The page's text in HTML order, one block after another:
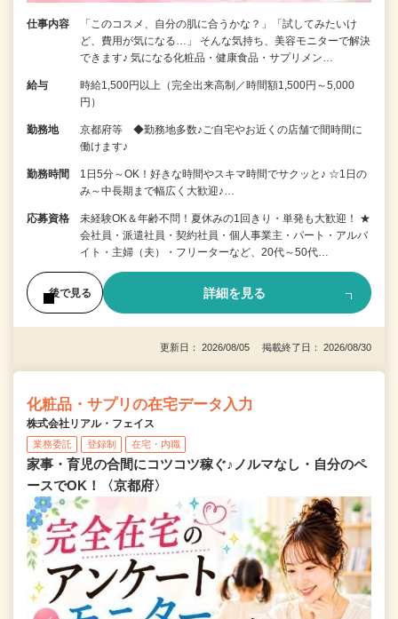
仕事内容
「このコスメ、自分の肌に合うかな？」「試してみたいけ
ど、費用が気になる…」 そんな気持ち、美容モニターで解決
できます♪ 気になる化粧品・健康食品・サプリメン…
給与
時給1,500円以上（完全出来高制／時間額1,500円～5,000
円）
勤務地
京都府等 ◆勤務地多数♪ご自宅やお近くの店舗で間時間に
働けます♪
勤務時間
1日5分～OK！好きな時間やスキマ時間でサクッと♪ ☆1日の
み～中長期まで幅広く大歓迎♪…
応募資格
未経験OK＆年齢不問！夏休みの1回きり・単発も大歓迎！ ★
会社員・派遣社員・契約社員・個人事業主・パート・アルバ
イト・主婦（夫）・フリーターなど、20代～50代…
後で見る 詳細を見る
更新日： 2026/08/05 掲載終了日： 2026/08/30
化粧品・サプリの在宅データ入力
株式会社リアル・フェイス
業務委託 登録制 在宅・内職
家事・育児の合間にコツコツ稼ぐ♪ノルマなし・自分のペ
ースでOK！〈京都府〉